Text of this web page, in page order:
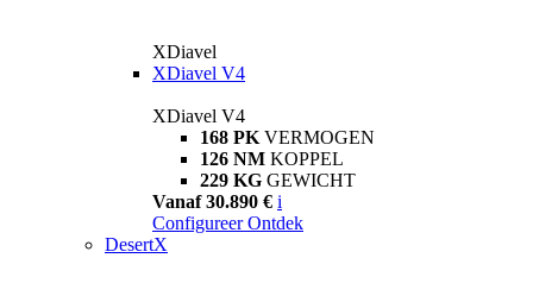
XDiavel
XDiavel V4
XDiavel V4
168 PK VERMOGEN
126 NM KOPPEL
229 KG GEWICHT
Vanaf 30.890 € i
Configureer Ontdek
DesertX